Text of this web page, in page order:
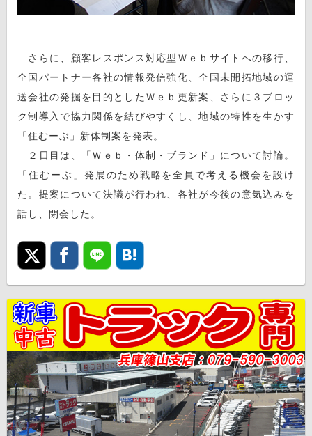
さらに、顧客レスポンス対応型Ｗｅｂサイトへの移行、
全国パートナー各社の情報発信強化、全国未開拓地域の運
送会社の発掘を目的としたＷｅｂ更新案、さらに３ブロッ
ク制導入で協力関係を結びやすくし、地域の特性を生かす
「住むーぶ」新体制案を発表。
２日目は、「Ｗｅｂ・体制・ブランド」について討論。
「住むーぶ」発展のため戦略を全員で考える機会を設け
た。提案について決議が行われ、各社が今後の意気込みを
話し、閉会した。